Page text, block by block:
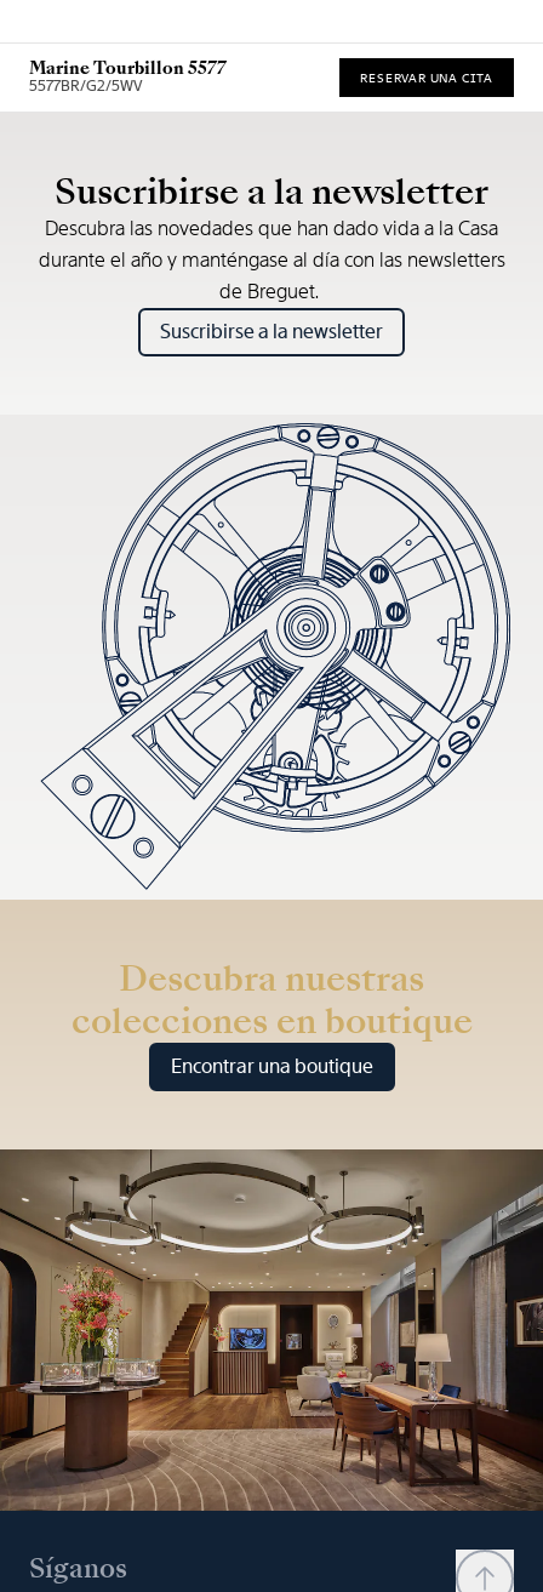
Marine Tourbillon 5577
5577BR/G2/5WV RESERVAR UNA CITA
Suscribirse a la newsletter
Descubra las novedades que han dado vida a la Casa
durante el año y manténgase al día con las newsletters
de Breguet.
Suscribirse a la newsletter
Descubra nuestras
colecciones en boutique
Encontrar una boutique
Síganos